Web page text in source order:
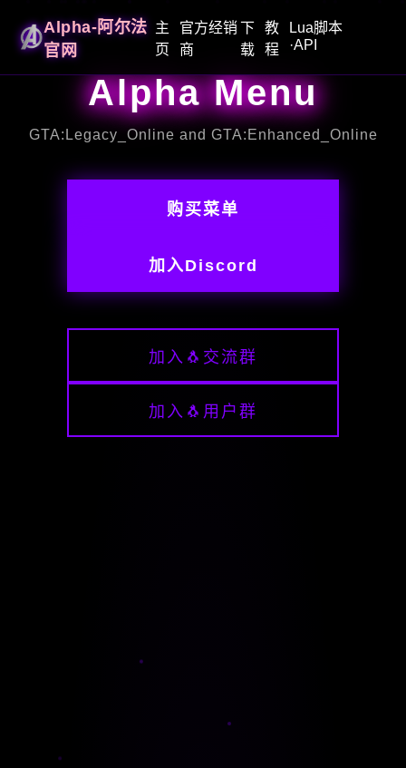
Alpha-阿尔法
官网
主
页
官方经销
商
下
载
教
程
Lua脚本
·API
Alpha Menu
GTA:Legacy_Online and GTA:Enhanced_Online
购买菜单
加入Discord
加入🐧交流群
加入🐧用户群